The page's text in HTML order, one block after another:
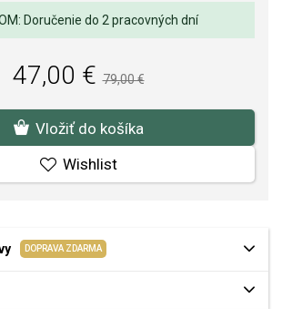
Doručenie do 2 pracovných dní
47,00 € 79,00 €
Vložiť do košíka
Wishlist
DOPRAVA ZDARMA